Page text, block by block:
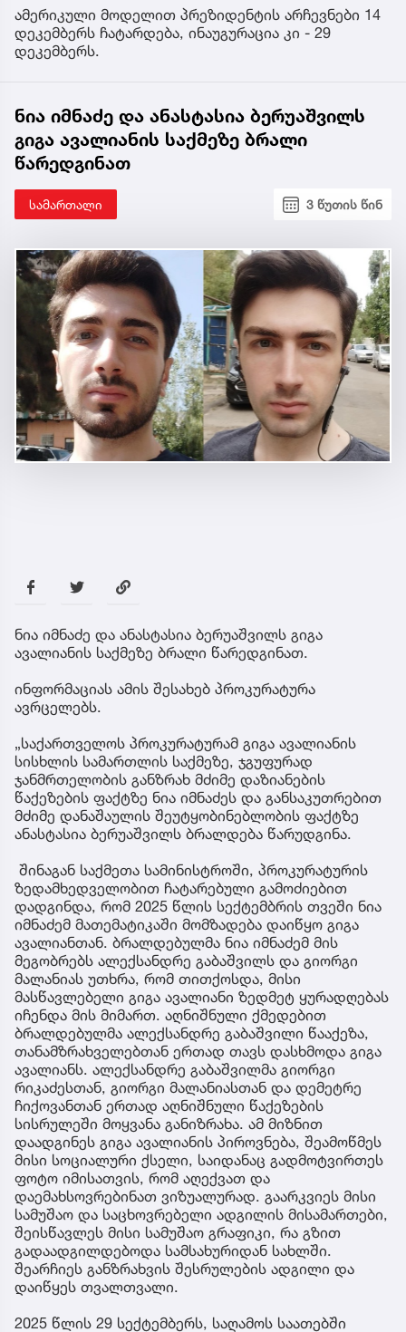
ამერიკული მოდელით პრეზიდენტის არჩევნები 14
დეკემბერს ჩატარდება, ინაუგურაცია კი - 29
დეკემბერს.
ნია იმნაძე და ანასტასია ბერუაშვილს
გიგა ავალიანის საქმეზე ბრალი
წარედგინათ
სამართალი 3 წუთის წინ
ნია იმნაძე და ანასტასია ბერუაშვილს გიგა
ავალიანის საქმეზე ბრალი წარედგინათ.
ინფორმაციას ამის შესახებ პროკურატურა
ავრცელებს.
„საქართველოს პროკურატურამ გიგა ავალიანის
სისხლის სამართლის საქმეზე, ჯგუფურად
ჯანმრთელობის განზრახ მძიმე დაზიანების
წაქეზების ფაქტზე ნია იმნაძეს და განსაკუთრებით
მძიმე დანაშაულის შეუტყობინებლობის ფაქტზე
ანასტასია ბერუაშვილს ბრალდება წარუდგინა.
შინაგან საქმეთა სამინისტროში, პროკურატურის
ზედამხედველობით ჩატარებული გამოძიებით
დადგინდა, რომ 2025 წლის სექტემბრის თვეში ნია
იმნაძემ მათემატიკაში მომზადება დაიწყო გიგა
ავალიანთან. ბრალდებულმა ნია იმნაძემ მის
მეგობრებს ალექსანდრე გაბაშვილს და გიორგი
მალანიას უთხრა, რომ თითქოსდა, მისი
მასწავლებელი გიგა ავალიანი ზედმეტ ყურადღებას
იჩენდა მის მიმართ. აღნიშნული ქმედებით
ბრალდებულმა ალექსანდრე გაბაშვილი წააქეზა,
თანამზრახველებთან ერთად თავს დასხმოდა გიგა
ავალიანს. ალექსანდრე გაბაშვილმა გიორგი
რიკაძესთან, გიორგი მალანიასთან და დემეტრე
ჩიქოვანთან ერთად აღნიშნული წაქეზების
სისრულეში მოყვანა განიზრახა. ამ მიზნით
დაადგინეს გიგა ავალიანის პიროვნება, შეამოწმეს
მისი სოციალური ქსელი, საიდანაც გადმოტვირთეს
ფოტო იმისათვის, რომ აღექვათ და
დაემახსოვრებინათ ვიზუალურად. გაარკვიეს მისი
სამუშაო და საცხოვრებელი ადგილის მისამართები,
შეისწავლეს მისი სამუშაო გრაფიკი, რა გზით
გადაადგილდებოდა სამსახურიდან სახლში.
შეარჩიეს განზრახვის შესრულების ადგილი და
დაიწყეს თვალთვალი.
2025 წლის 29 სექტემბერს, საღამოს საათებში